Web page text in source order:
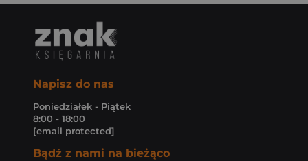
Napisz do nas
Poniedziałek - Piątek
8:00 - 18:00
[email protected]
Bądź z nami na bieżąco